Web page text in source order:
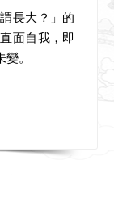
長大？」的
面自我，即
。